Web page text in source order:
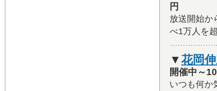
円
放送開始か
べ1万人を
▼花岡
開催中～
いつも何か